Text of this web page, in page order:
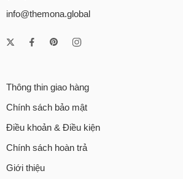
info@themona.global
Thông thin giao hàng
Chính sách bảo mật
Điều khoản & Điều kiện
Chính sách hoàn trả
Giới thiệu